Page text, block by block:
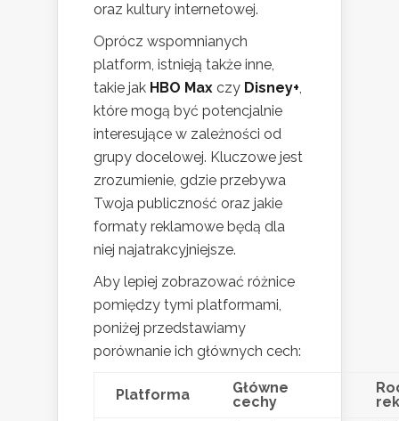
oraz kultury internetowej.
Oprócz wspomnianych
platform, istnieją także inne,
takie jak HBO Max czy Disney+,
które mogą być potencjalnie
interesujące w zależności od
grupy docelowej. Kluczowe jest
zrozumienie, gdzie przebywa
Twoja publiczność oraz jakie
formaty reklamowe będą dla
niej najatrakcyjniejsze.
Aby lepiej zobrazować różnice
pomiędzy tymi platformami,
poniżej przedstawiamy
porównanie ich głównych cech:
Platforma
Główne
cechy